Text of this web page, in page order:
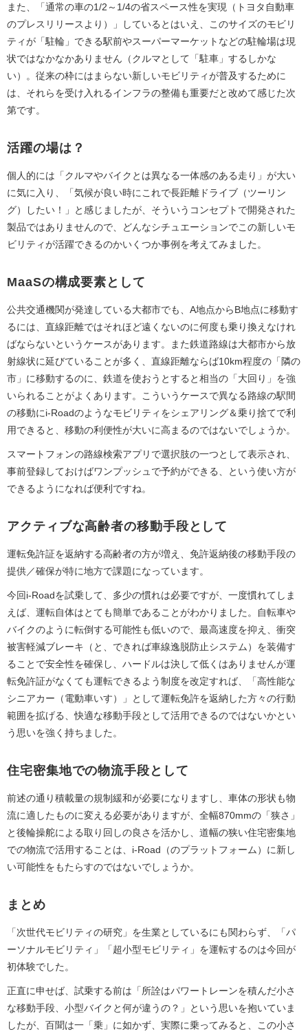
また、「通常の車の1/2～1/4の省スペース性を実現（トヨタ自動車
のプレスリリースより）」しているとはいえ、このサイズのモビリ
ティが「駐輪」できる駅前やスーパーマーケットなどの駐輪場は現
状ではなかなかありません（クルマとして「駐車」するしかな
い）。従来の枠にはまらない新しいモビリティが普及するために
は、それらを受け入れるインフラの整備も重要だと改めて感じた次
第です。
活躍の場は？
個人的には「クルマやバイクとは異なる一体感のある走り」が大い
に気に入り、「気候が良い時にこれで長距離ドライブ（ツーリン
グ）したい！」と感じましたが、そういうコンセプトで開発された
製品ではありませんので、どんなシチュエーションでこの新しいモ
ビリティが活躍できるのかいくつか事例を考えてみました。
MaaSの構成要素として
公共交通機関が発達している大都市でも、A地点からB地点に移動す
るには、直線距離ではそれほど遠くないのに何度も乗り換えなけれ
ばならないというケースがあります。また鉄道路線は大都市から放
射線状に延びていることが多く、直線距離ならば10km程度の「隣の
市」に移動するのに、鉄道を使おうとすると相当の「大回り」を強
いられることがよくあります。こういうケースで異なる路線の駅間
の移動にi-Roadのようなモビリティをシェアリング＆乗り捨てで利
用できると、移動の利便性が大いに高まるのではないでしょうか。
スマートフォンの路線検索アプリで選択肢の一つとして表示され、
事前登録しておけばワンプッシュで予約ができる、という使い方が
できるようになれば便利ですね。
アクティブな高齢者の移動手段として
運転免許証を返納する高齢者の方が増え、免許返納後の移動手段の
提供／確保が特に地方で課題になっています。
今回i-Roadを試乗して、多少の慣れは必要ですが、一度慣れてしま
えば、運転自体はとても簡単であることがわかりました。自転車や
バイクのように転倒する可能性も低いので、最高速度を抑え、衝突
被害軽減ブレーキ（と、できれば車線逸脱防止システム）を装備す
ることで安全性を確保し、ハードルは決して低くはありませんが運
転免許証がなくても運転できるよう制度を改定すれば、「高性能な
シニアカー（電動車いす）」として運転免許を返納した方々の行動
範囲を拡げる、快適な移動手段として活用できるのではないかとい
う思いを強く持ちました。
住宅密集地での物流手段として
前述の通り積載量の規制緩和が必要になりますし、車体の形状も物
流に適したものに変える必要がありますが、全幅870mmの「狭さ」
と後輪操舵による取り回しの良さを活かし、道幅の狭い住宅密集地
での物流で活用することは、i-Road（のプラットフォーム）に新し
い可能性をもたらすのではないでしょうか。
まとめ
「次世代モビリティの研究」を生業としているにも関わらず、「パ
ーソナルモビリティ」「超小型モビリティ」を運転するのは今回が
初体験でした。
正直に申せば、試乗する前は「所詮はパワートレーンを積んだ小さ
な移動手段、小型バイクと何が違うの？」という思いを抱いていま
したが、百聞は一「乗」に如かず、実際に乗ってみると、この小さ